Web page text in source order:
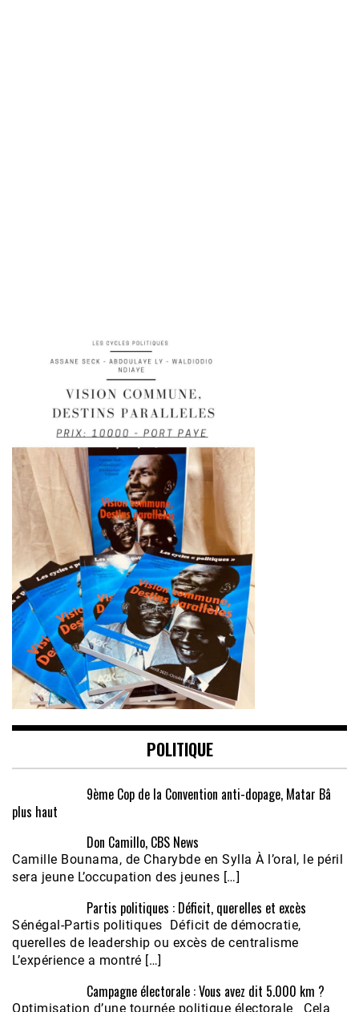
POLITIQUE
9ème Cop de la Convention anti-dopage, Matar Bâ
plus haut
Don Camillo, CBS News
Camille Bounama, de Charybde en Sylla À l’oral, le péril
sera jeune L’occupation des jeunes […]
Partis politiques : Déficit, querelles et excès
Sénégal-Partis politiques Déficit de démocratie,
querelles de leadership ou excès de centralisme
L’expérience a montré […]
Campagne électorale : Vous avez dit 5.000 km ?
Optimisation d’une tournée politique électorale Cela